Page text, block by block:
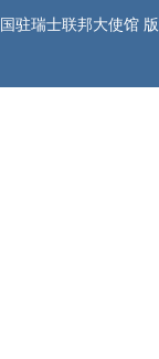
驻瑞士联邦大使馆